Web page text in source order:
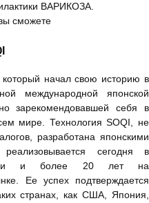
ВАРИКОЗА.
сможете
начал свою историю в
международной японской
зарекомендовавшей себя в
мире. Технология SOQI, не
разработана японскими
сегодня в
и более 20 лет на
Ее успех подтверждается
странах, как США, Япония,